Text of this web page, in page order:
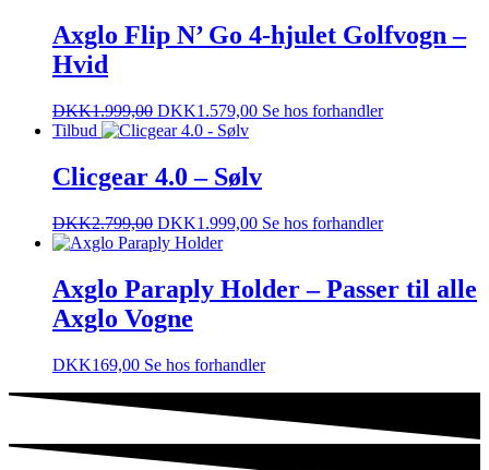
Axglo Flip N’ Go 4-hjulet Golfvogn –
Hvid
DKK1.999,00 DKK1.579,00 Se hos forhandler
Tilbud
Clicgear 4.0 – Sølv
DKK2.799,00 DKK1.999,00 Se hos forhandler
Axglo Paraply Holder – Passer til alle
Axglo Vogne
DKK169,00 Se hos forhandler